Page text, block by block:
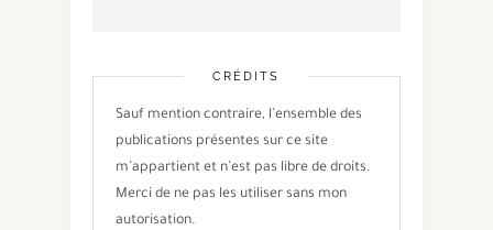
CRÉDITS
Sauf mention contraire, l’ensemble des
publications présentes sur ce site
m’appartient et n’est pas libre de droits.
Merci de ne pas les utiliser sans mon
autorisation.